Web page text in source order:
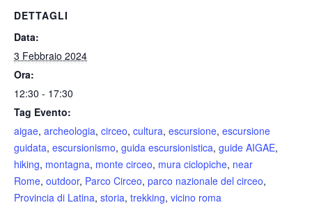
DETTAGLI
Data:
3 Febbraio 2024
Ora:
12:30 - 17:30
Tag Evento:
aigae, archeologia, circeo, cultura, escursione, escursione
guidata, escursionismo, guida escursionistica, guide AIGAE,
hiking, montagna, monte circeo, mura ciclopiche, near
Rome, outdoor, Parco Circeo, parco nazionale del circeo,
Provincia di Latina, storia, trekking, vicino roma